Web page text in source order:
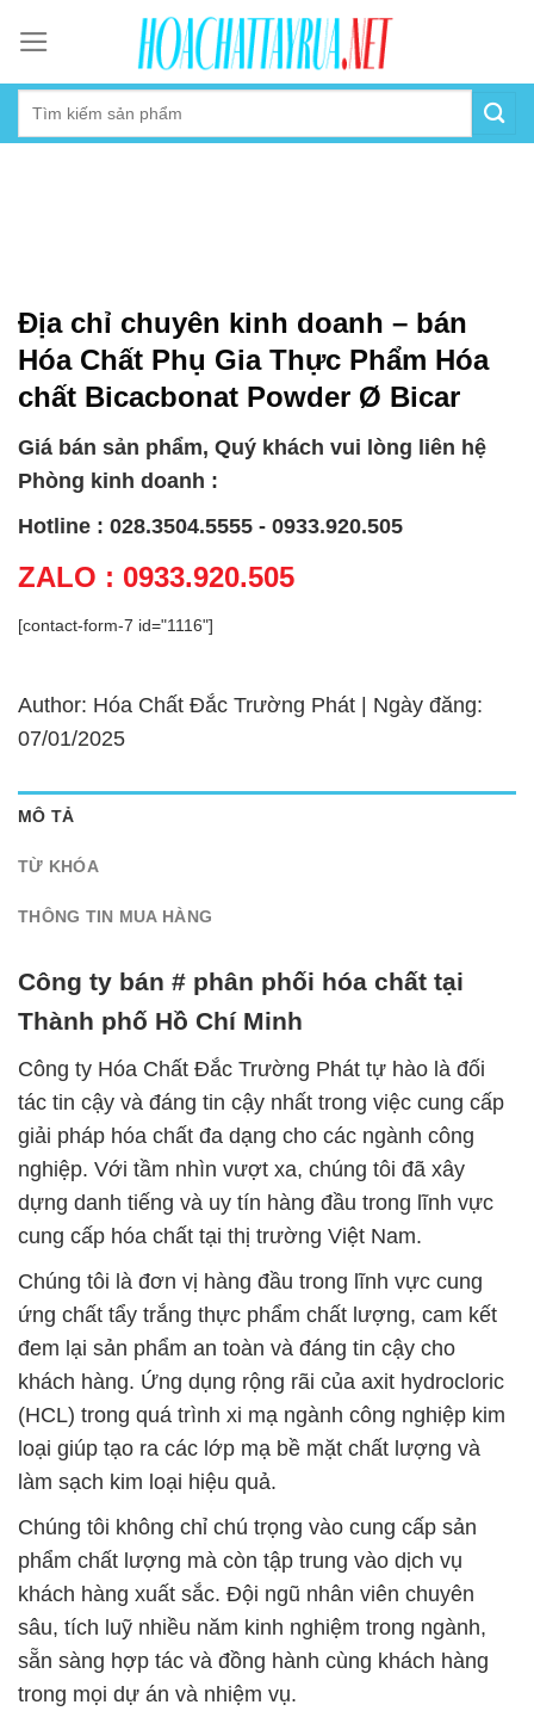
content
Địa chỉ chuyên kinh doanh – bán
Hóa Chất Phụ Gia Thực Phẩm Hóa
chất Bicacbonat Powder Ø Bicar
Giá bán sản phẩm, Quý khách vui lòng liên hệ
Phòng kinh doanh :
Hotline : 028.3504.5555 - 0933.920.505
ZALO : 0933.920.505
[contact-form-7 id="1116"]
Author: Hóa Chất Đắc Trường Phát | Ngày đăng:
07/01/2025
MÔ TẢ
TỪ KHÓA
THÔNG TIN MUA HÀNG
Công ty bán # phân phối hóa chất tại
Thành phố Hồ Chí Minh
Công ty Hóa Chất Đắc Trường Phát tự hào là đối
tác tin cậy và đáng tin cậy nhất trong việc cung cấp
giải pháp hóa chất đa dạng cho các ngành công
nghiệp. Với tầm nhìn vượt xa, chúng tôi đã xây
dựng danh tiếng và uy tín hàng đầu trong lĩnh vực
cung cấp hóa chất tại thị trường Việt Nam.
Chúng tôi là đơn vị hàng đầu trong lĩnh vực cung
ứng chất tẩy trắng thực phẩm chất lượng, cam kết
đem lại sản phẩm an toàn và đáng tin cậy cho
khách hàng. Ứng dụng rộng rãi của axit hydrocloric
(HCL) trong quá trình xi mạ ngành công nghiệp kim
loại giúp tạo ra các lớp mạ bề mặt chất lượng và
làm sạch kim loại hiệu quả.
Chúng tôi không chỉ chú trọng vào cung cấp sản
phẩm chất lượng mà còn tập trung vào dịch vụ
khách hàng xuất sắc. Đội ngũ nhân viên chuyên
sâu, tích luỹ nhiều năm kinh nghiệm trong ngành,
sẵn sàng hợp tác và đồng hành cùng khách hàng
trong mọi dự án và nhiệm vụ.